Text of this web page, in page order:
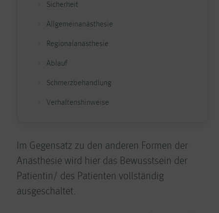
Sicherheit
Allgemeinanästhesie
Regionalanästhesie
Ablauf
Schmerzbehandlung
Verhaltenshinweise
Im Gegensatz zu den anderen Formen der
Anästhesie wird hier das Bewusstsein der
Patientin/ des Patienten vollständig
ausgeschaltet.